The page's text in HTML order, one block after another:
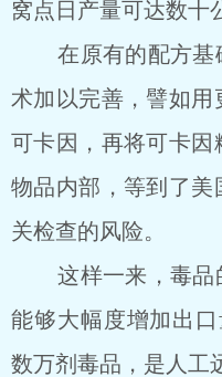
窝点日产量可达数十
在原有的配方基
术加以完善，譬如
可卡因，再将可卡因
物品内部，等到了
关检查的风险。
这样一来，毒品
能够大幅度增加出
数万剂毒品，是人工